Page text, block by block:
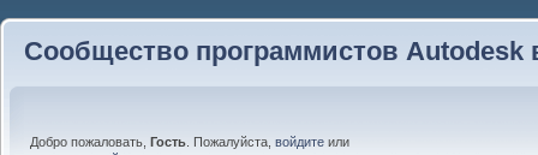
Сообщество программистов Autodesk
Добро пожаловать, Гость . Пожалуйста, войдите или